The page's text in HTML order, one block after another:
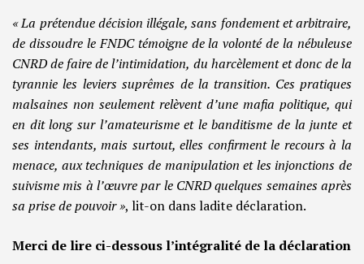
« La prétendue décision illégale, sans fondement et arbitraire,
de dissoudre le FNDC témoigne de la volonté de la nébuleuse
CNRD de faire de l’intimidation, du harcèlement et donc de la
tyrannie les leviers suprêmes de la transition. Ces pratiques
malsaines non seulement relèvent d’une mafia politique, qui
en dit long sur l’amateurisme et le banditisme de la junte et
ses intendants, mais surtout, elles confirment le recours à la
menace, aux techniques de manipulation et les injonctions de
suivisme mis à l’œuvre par le CNRD quelques semaines après
sa prise de pouvoir », lit-on dans ladite déclaration.
Merci de lire ci-dessous l’intégralité de la déclaration